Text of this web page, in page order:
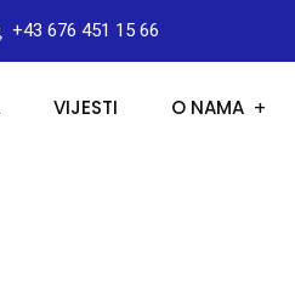
+43 676 451 15 66
VIJESTI O NAMA